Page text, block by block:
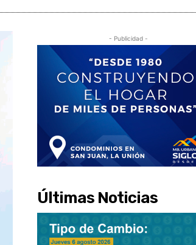
- Publicidad -
Últimas Noticias